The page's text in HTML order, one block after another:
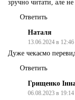
зручно читати, але
Ответить
Наталя
13.06.2024 в 12:46
Дуже чекаємо
Ответить
Грищенко
06.08.2023 в 19:14